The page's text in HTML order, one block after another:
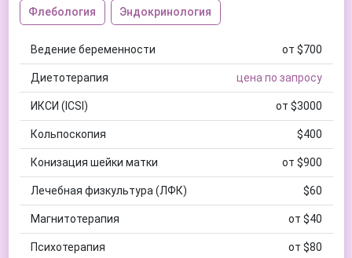
Флебология Эндокринология
Ведение беременности от $700
Диетотерапия цена по запросу
ИКСИ (ICSI) от $3000
Кольпоскопия $400
Конизация шейки матки от $900
Лечебная физкультура (ЛФК) $60
Магнитотерапия от $40
Психотерапия от $80